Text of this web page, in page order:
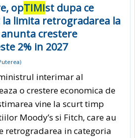
opTIMIst dupa ce
la limita retrogradarea la
crestere
2% in 2027
)
interimar al
o crestere economica de
vine la scurt timp
Moody’s si Fitch, care au
retrogradarea in categoria